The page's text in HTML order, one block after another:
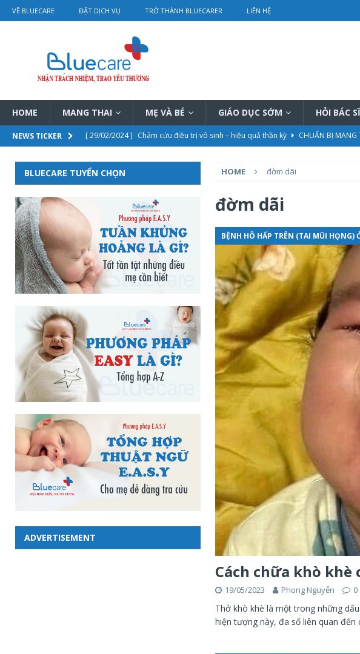
VỀ BLUECARE ĐẶT DỊCH VỤ TRỞ THÀNH BLUECARER LIÊN HỆ
HOME MANG THAI MẸ VÀ BÉ GIÁO DỤC SỚM HỎI BÁC SĨ
NEWS TICKER [ 29/02/2024 ] Châm cứu điều trị vô sinh – hiệu quả thần kỳ
CHUẨN BỊ MANG
[ 28/02/2024 ]
Điều trị tắc tia sữa bằng vật lý trị liệu hiệu quả
Chi tiết bảng giá dịch vụ thông tắc tia sữa tại nhà tốt nhất hiện nay
[ 01/03/2024 ] Rơ lưỡi cho trẻ sơ sinh hướng dẫn chi tiết, đầy đủ
HOME đờm dãi
đờm dãi
BỆNH HÔ HẤP TRÊN (TAI MŨI HỌNG)
Cách chữa khò
19/05/2023 Phong Nguyễn 0
Thở khò khè là một trong những
hiện tượng này, đa số liên quan
BLUECARE TUYỂN CHỌN
ADVERTISEMENT